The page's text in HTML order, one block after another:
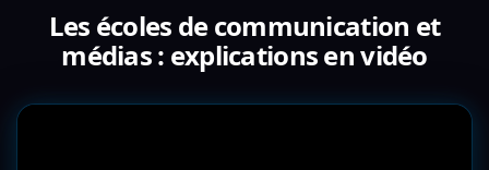
Les écoles de communication et
médias : explications en vidéo